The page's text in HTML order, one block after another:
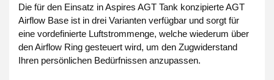
Die für den Einsatz in Aspires AGT Tank konzipierte AGT
Airflow Base ist in drei Varianten verfügbar und sorgt für
eine vordefinierte Luftstrommenge, welche wiederum über
den Airflow Ring gesteuert wird, um den Zugwiderstand
Ihren persönlichen Bedürfnissen anzupassen.